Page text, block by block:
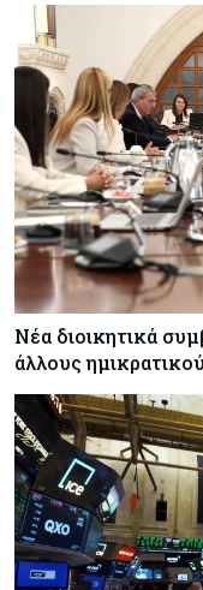
Νέα διοικητικά
άλλους